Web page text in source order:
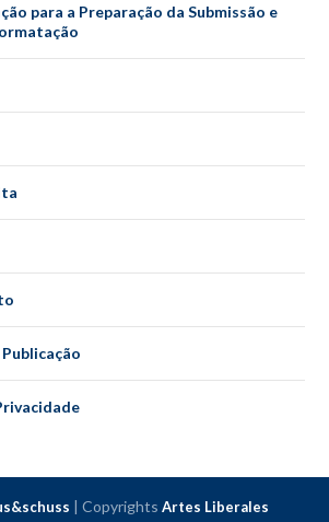
para a Preparação da Submissão e
| Copyrights Artes Liberales